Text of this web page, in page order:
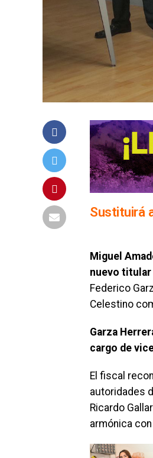
Sustituirá
Miguel
nuevo titular
Federico
Celestino
Garza
cargo de
El fiscal
autoridades
Ricardo
armónica